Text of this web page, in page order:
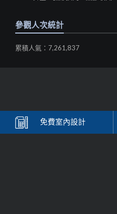
免費室內設計
參觀人次統計
累積人氣：7,261,837